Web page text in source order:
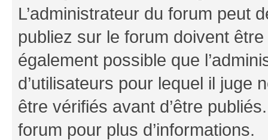
L’administrateur du forum peut
publiez sur le forum doivent
également possible que
d’utilisateurs pour lequel il juge
être vérifiés avant d’être
forum pour plus d’informations.